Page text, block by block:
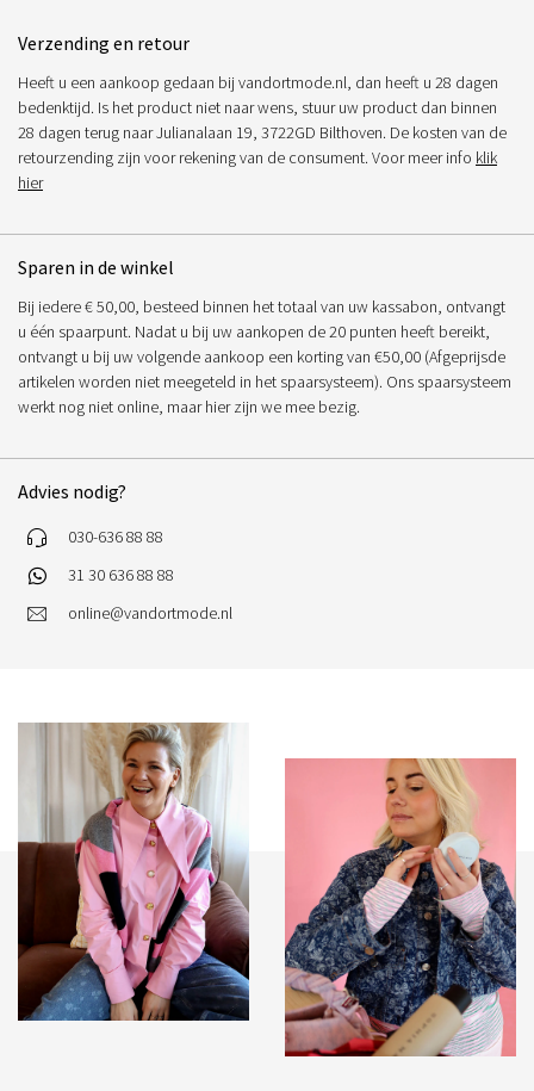
Verzending en retour
Heeft u een aankoop gedaan bij vandortmode.nl, dan heeft u 28 dagen
bedenktijd. Is het product niet naar wens, stuur uw product dan binnen
28 dagen terug naar Julianalaan 19, 3722GD Bilthoven. De kosten van de
retourzending zijn voor rekening van de consument. Voor meer info klik
hier
Sparen in de winkel
Bij iedere € 50,00, besteed binnen het totaal van uw kassabon, ontvangt
u één spaarpunt. Nadat u bij uw aankopen de 20 punten heeft bereikt,
ontvangt u bij uw volgende aankoop een korting van €50,00 (Afgeprijsde
artikelen worden niet meegeteld in het spaarsysteem). Ons spaarsysteem
werkt nog niet online, maar hier zijn we mee bezig.
Advies nodig?
030-636 88 88
31 30 636 88 88
online@vandortmode.nl